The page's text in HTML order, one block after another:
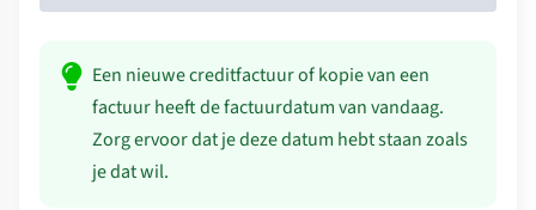
Een nieuwe creditfactuur of kopie van een
factuur heeft de factuurdatum van vandaag.
Zorg ervoor dat je deze datum hebt staan zoals
je dat wil.